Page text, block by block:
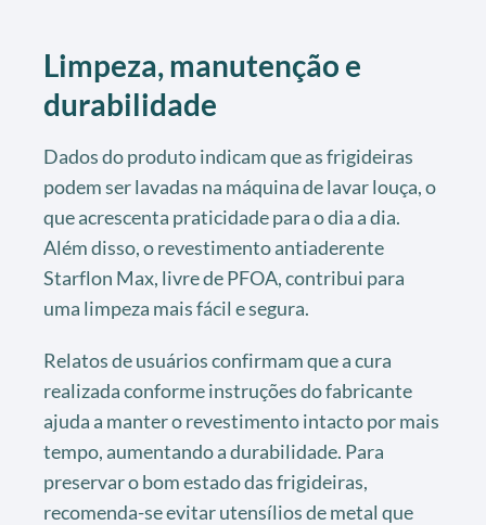
Limpeza, manutenção e
durabilidade
Dados do produto indicam que as frigideiras
podem ser lavadas na máquina de lavar louça, o
que acrescenta praticidade para o dia a dia.
Além disso, o revestimento antiaderente
Starflon Max, livre de PFOA, contribui para
uma limpeza mais fácil e segura.
Relatos de usuários confirmam que a cura
realizada conforme instruções do fabricante
ajuda a manter o revestimento intacto por mais
tempo, aumentando a durabilidade. Para
preservar o bom estado das frigideiras,
recomenda-se evitar utensílios de metal que